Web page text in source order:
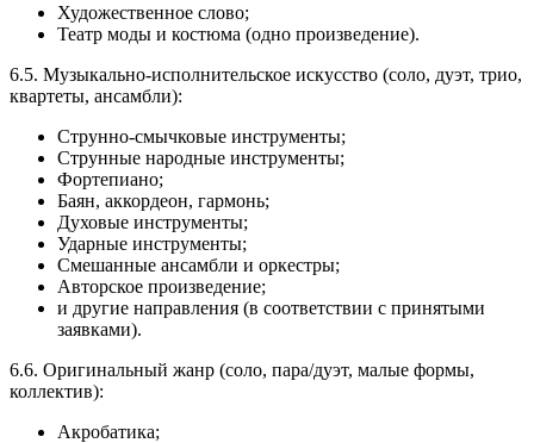
Художественное слово;
Театр моды и костюма (одно произведение).
6.5. Музыкально-исполнительское искусство (соло, дуэт, трио,
квартеты, ансамбли):
Струнно-смычковые инструменты;
Струнные народные инструменты;
Фортепиано;
Баян, аккордеон, гармонь;
Духовые инструменты;
Ударные инструменты;
Смешанные ансамбли и оркестры;
Авторское произведение;
и другие направления (в соответствии с принятыми
заявками).
6.6. Оригинальный жанр (соло, пара/дуэт, малые формы,
коллектив):
Акробатика;